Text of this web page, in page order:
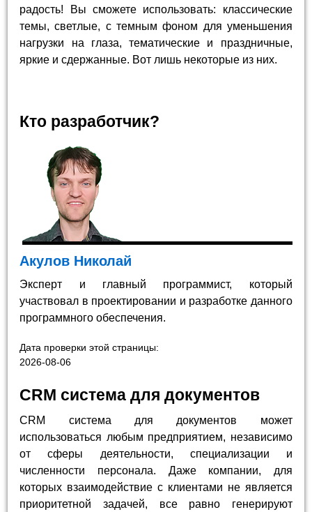
радость! Вы сможете использовать: классические
темы, светлые, с темным фоном для уменьшения
нагрузки на глаза, тематические и праздничные,
яркие и сдержанные. Вот лишь некоторые из них.
Кто разработчик?
Акулов Николай
Эксперт и главный программист, который
участвовал в проектировании и разработке данного
программного обеспечения.
Дата проверки этой страницы:
2026-08-06
CRM система для документов
CRM система для документов может
использоваться любым предприятием, независимо
от сферы деятельности, специализации и
численности персонала. Даже компании, для
которых взаимодействие с клиентами не является
приоритетной задачей, все равно генерируют